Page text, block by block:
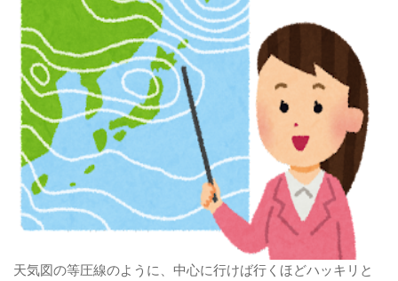
天気図の等圧線のように、中心に行けば行くほどハッキリと